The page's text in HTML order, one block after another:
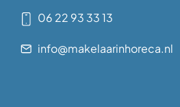
06 22 93 33 13
info@makelaarinhoreca.nl